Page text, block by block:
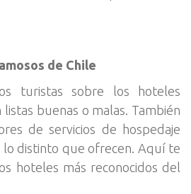
de Chile
turistas sobre los hoteles
buenas o malas. También
de servicios de hospedaje
lo distinto que ofrecen. Aquí te
hoteles más reconocidos del